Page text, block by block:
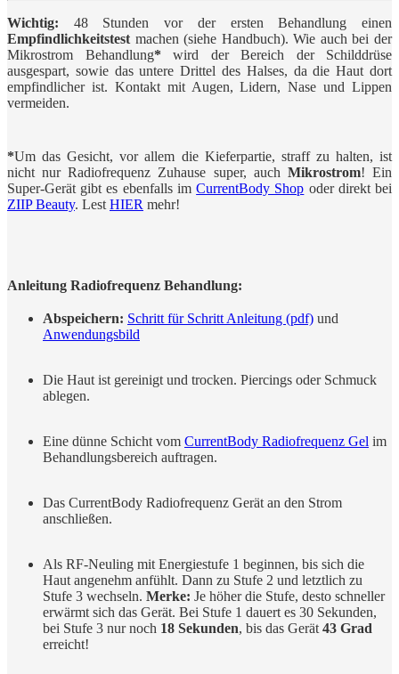
Wichtig: 48 Stunden vor der ersten Behandlung einen
Empfindlichkeitstest machen (siehe Handbuch). Wie auch bei der
Mikrostrom Behandlung* wird der Bereich der Schilddrüse
ausgespart, sowie das untere Drittel des Halses, da die Haut dort
empfindlicher ist. Kontakt mit Augen, Lidern, Nase und Lippen
vermeiden.
*Um das Gesicht, vor allem die Kieferpartie, straff zu halten, ist
nicht nur Radiofrequenz Zuhause super, auch Mikrostrom! Ein
Super-Gerät gibt es ebenfalls imCurrentBody Shop oder direkt bei
ZIIP Beauty. Lest HIER mehr!
Anleitung Radiofrequenz Behandlung:
Abspeichern: Schritt für Schritt Anleitung (pdf) und
Anwendungsbild
Die Haut ist gereinigt und trocken. Piercings oder Schmuck
ablegen.
Eine dünne Schicht vom CurrentBody Radiofrequenz Gel im
Behandlungsbereich auftragen.
Das CurrentBody Radiofrequenz Gerät an den Strom
anschließen.
Als RF-Neuling mit Energiestufe 1 beginnen, bis sich die
Haut angenehm anfühlt. Dann zu Stufe 2 und letztlich zu
Stufe 3 wechseln. Merke: Je höher die Stufe, desto schneller
erwärmt sich das Gerät. Bei Stufe 1 dauert es 30 Sekunden,
bei Stufe 3 nur noch 18 Sekunden, bis das Gerät 43 Grad
erreicht!